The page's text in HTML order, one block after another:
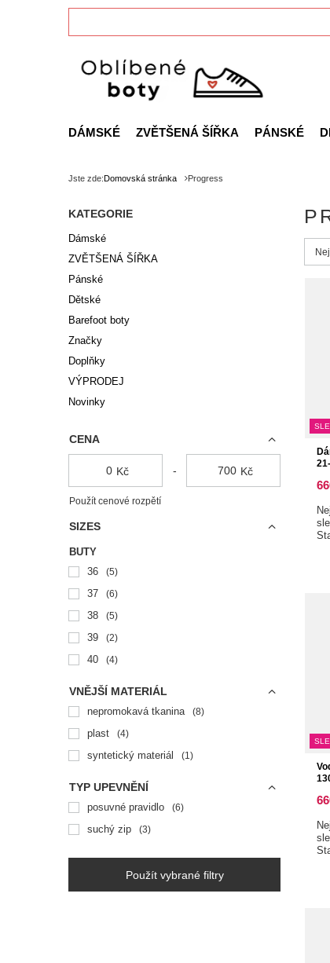
DÁMSKÉ ZVĚTŠENÁ ŠÍŘKA PÁNSKÉ
Jste zde:Domovská stránka Progress
KATEGORIE
Dámské
ZVĚTŠENÁ ŠÍŘKA
Pánské
Dětské
Barefoot boty
Značky
Doplňky
VÝPRODEJ
Novinky
CENA
Kč - Kč
Použít cenové rozpětí
SIZES
BUTY
36
5
37 6
38 5
39 2
40 4
VNĚJŠÍ MATERIÁL
nepromokavá tkanina 8
plast 4
syntetický materiál 1
TYP UPEVNĚNÍ
posuvné pravidlo 6
suchý zip 3
Použít vybrané filtry